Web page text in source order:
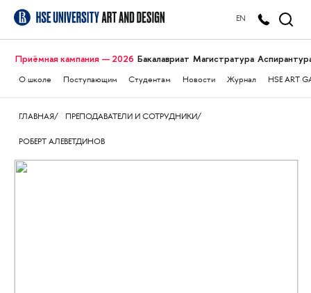
EN
Приёмная кампания — 2026 Бакалавриат Магистратура
О школе Поступающим Студентам Новости Журнал HSE ART
ГЛАВНАЯ ПРЕПОДАВАТЕЛИ И СОТРУДНИКИ
РОБЕРТ АЛЕВЕТДИНОВ